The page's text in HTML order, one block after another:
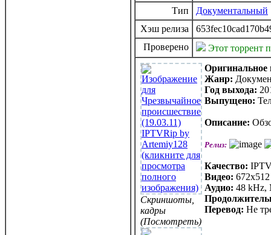
Тип
Документальный
Хэш релиза
Проверено
Этот торрент
Скриншоты,
кадры
(Посмотреть)
Оригинальное
Жанр:
Год выхода:
Выпущено:
Описание:
Релиз:
Качество:
Видео:
Аудио: 48 kHz,
Перевод: Не